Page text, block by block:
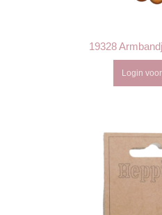
19328
Login